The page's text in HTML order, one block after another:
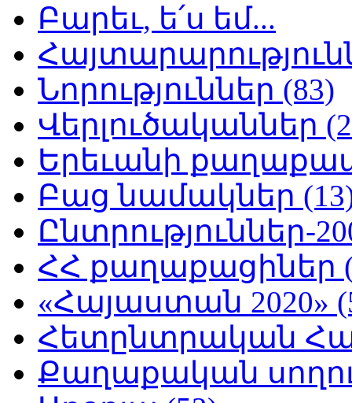
Բարեւ, ե՛ս եմ...
Նորություններ (83)
Վերլուծականներ
Երեւանի
Բաց նամակներ
Ընտրություններ-
ՀՀ քաղաքացիներ
«Հայաստան 2020»
Հետընտրական
Քաղաքական